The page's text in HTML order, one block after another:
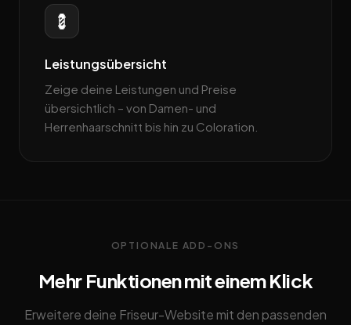
💈
Leistungsübersicht
Zeige deine Leistungen und Preise
übersichtlich – von Damen- und
Herrenhaarschnitt bis hin zu Coloration.
OPTIONALE ADD-ONS
Mehr Funktionen mit einem Klick
Erweitere deine Friseur-Website mit den passenden